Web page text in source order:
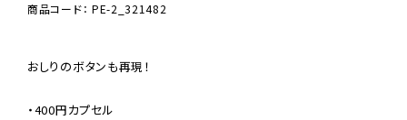
商品コード： PE-2_321482
おしりのボタンも再現！
・400円カプセル